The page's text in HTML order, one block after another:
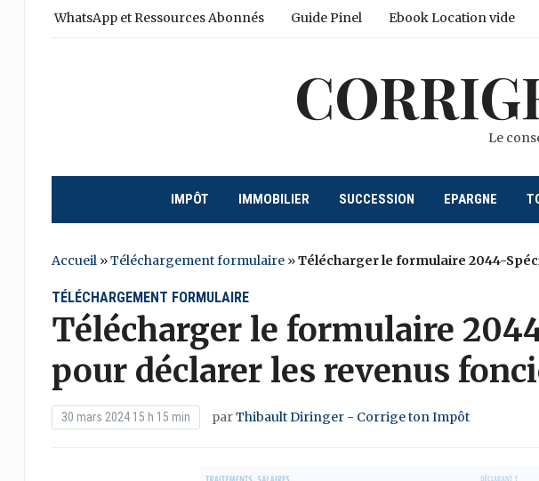
WhatsApp et Ressources Abonnés Guide Pinel Ebook Location vide
Le
IMPÔT IMMOBILIER SUCCESSION EPARGNE
Accueil»Téléchargement formulaire»Télécharger le formulaire 2044-
TÉLÉCHARGEMENT FORMULAIRE
Télécharger le formulaire
pour déclarer les revenus
30 mars 2024 15 h 15 min parThibault Diringer - Corrige ton Impôt